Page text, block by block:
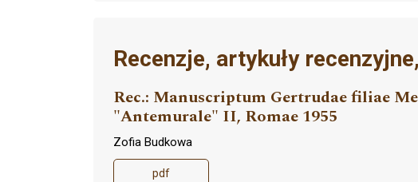
Recenzje, artykuły
Rec.: Manuscriptum Gertrudae filiae
"Antemurale" II, Romae 1955
Zofia Budkowa
pdf